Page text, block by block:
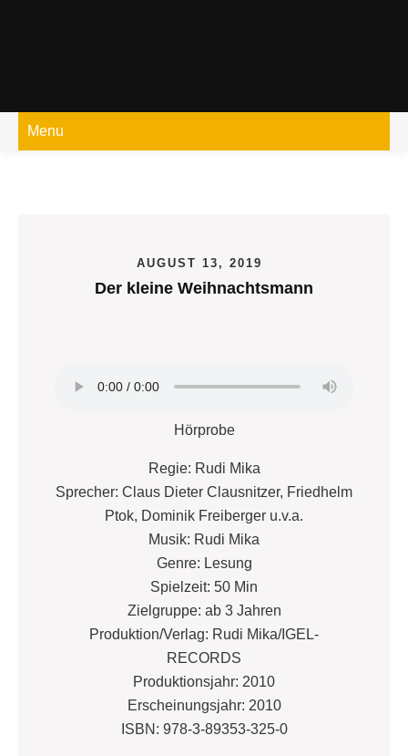
Menu
AUGUST 13, 2019
Der kleine Weihnachtsmann
Hörprobe
Regie: Rudi Mika
Sprecher: Claus Dieter Clausnitzer, Friedhelm
Ptok, Dominik Freiberger u.v.a.
Musik: Rudi Mika
Genre: Lesung
Spielzeit: 50 Min
Zielgruppe: ab 3 Jahren
Produktion/Verlag: Rudi Mika/IGEL-
RECORDS
Produktionsjahr: 2010
Erscheinungsjahr: 2010
ISBN: 978-3-89353-325-0